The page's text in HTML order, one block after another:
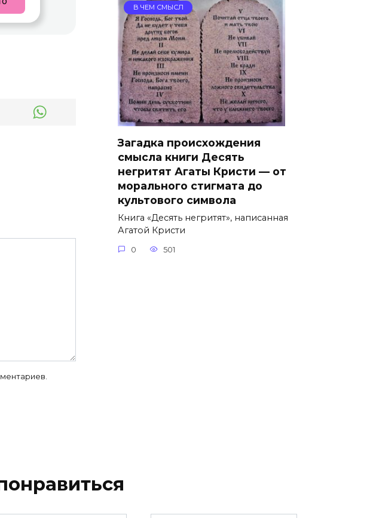
В ЧЕМ СМЫСЛ
Загадка происхождения
смысла книги Десять
негритят Агаты Кристи — от
морального стигмата до
культового символа
Книга «Десять негритят», написанная
Агатой Кристи
0 501